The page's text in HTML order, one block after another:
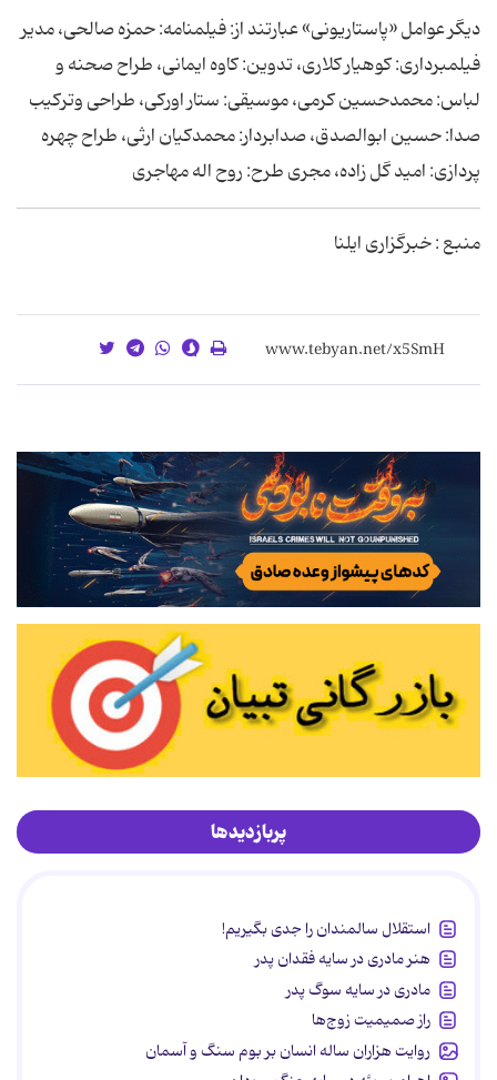
دیگر عوامل «پاستاریونی» عبارتند از: فیلمنامه: حمزه صالحی، مدیر
فیلمبرداری: کوهیار کلاری، تدوین: کاوه ایمانی، طراح صحنه و
لباس: محمدحسین کرمی، موسیقی: ستار اورکی، طراحی وترکیب
صدا: حسین ابوالصدق، صدابردار: محمدکیان ارثی، طراح چهره
پردازی: امید گل زاده، مجری طرح: روح اله مهاجری
منبع : خبرگزاری ایلنا
پربازدیدها
استقلال سالمندان را جدی بگیریم!
هنر مادری در سایه‌ فقدان پدر
مادری در سایه سوگ پدر
راز صمیمیت زوج‌ها
روایت هزاران ساله انسان بر بوم سنگ و آسمان